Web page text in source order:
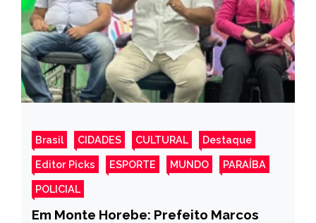
Brasil CIDADES CULTURAL Destaque
Editor Picks ESPORTE MUNDO PARAÍBA
POLICIAL
Em Monte Horebe: Prefeito Marcos